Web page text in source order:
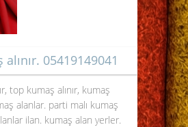
05419149041
top kumaş alınır, kumaş
alanlar. parti malı kumaş
ilan. kumaş alan yerler.